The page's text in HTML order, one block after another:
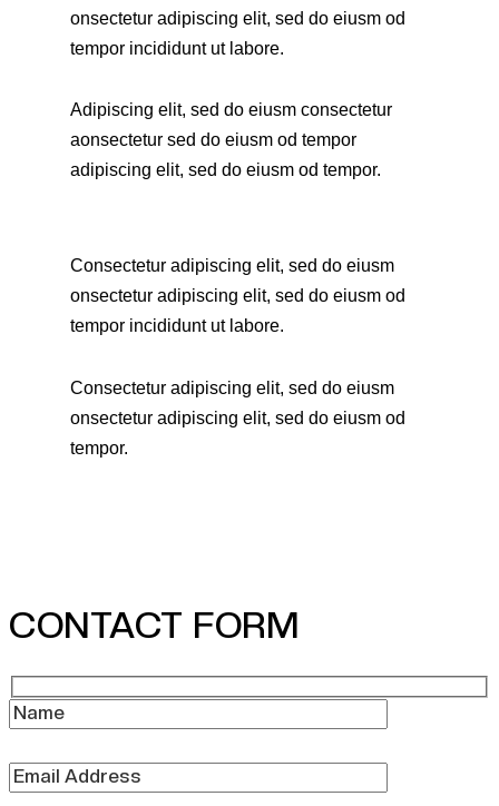
onsectetur adipiscing elit, sed do eiusm od
tempor incididunt ut labore.
Adipiscing elit, sed do eiusm consectetur
aonsectetur sed do eiusm od tempor
adipiscing elit, sed do eiusm od tempor.
Consectetur adipiscing elit, sed do eiusm
onsectetur adipiscing elit, sed do eiusm od
tempor incididunt ut labore.
Consectetur adipiscing elit, sed do eiusm
onsectetur adipiscing elit, sed do eiusm od
tempor.
CONTACT FORM